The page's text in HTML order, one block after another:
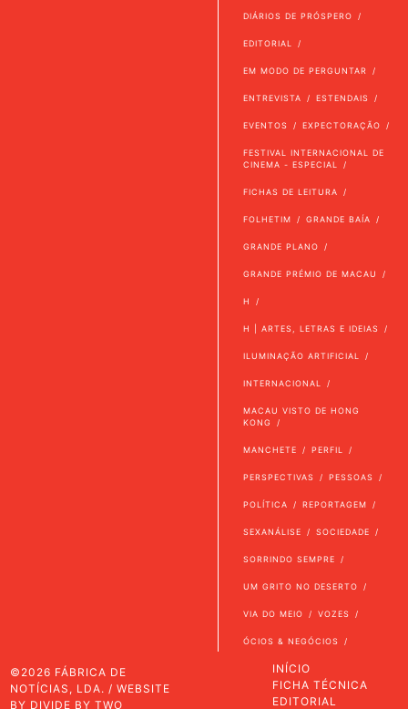
DIÁRIOS DE PRÓSPERO
EDITORIAL
EM MODO DE PERGUNTAR
ENTREVISTA ESTENDAIS
EVENTOS EXPECTORAÇÃO
FESTIVAL INTERNACIONAL DE
CINEMA - ESPECIAL
FICHAS DE LEITURA
FOLHETIM GRANDE BAÍA
GRANDE PLANO
GRANDE PRÉMIO DE MACAU
H
H | ARTES, LETRAS E IDEIAS
ILUMINAÇÃO ARTIFICIAL
INTERNACIONAL
MACAU VISTO DE HONG
KONG
MANCHETE PERFIL
PERSPECTIVAS PESSOAS
POLÍTICA REPORTAGEM
SEXANÁLISE SOCIEDADE
SORRINDO SEMPRE
UM GRITO NO DESERTO
VIA DO MEIO VOZES
ÓCIOS & NEGÓCIOS
©2026 FÁBRICA DE
NOTÍCIAS, LDA. / WEBSITE
BY DIVIDE BY TWO
INÍCIO
FICHA TÉCNICA
EDITORIAL